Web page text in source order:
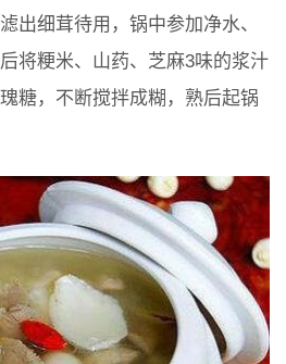
出细茸待用，锅中参加净水、
将粳米、山药、芝麻3味的浆汁
糖，不断搅拌成糊，熟后起锅